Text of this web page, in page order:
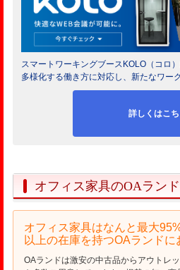
スマートワーキングブースKOLO（コロ
多様化する働き方に対応し、新たなワー
詳しくはこ
オフィス家具のOAラン
オフィス家具はなんと最大
以上の在庫を持つOAランドに
OAランドは激安の中古品からアウトレ